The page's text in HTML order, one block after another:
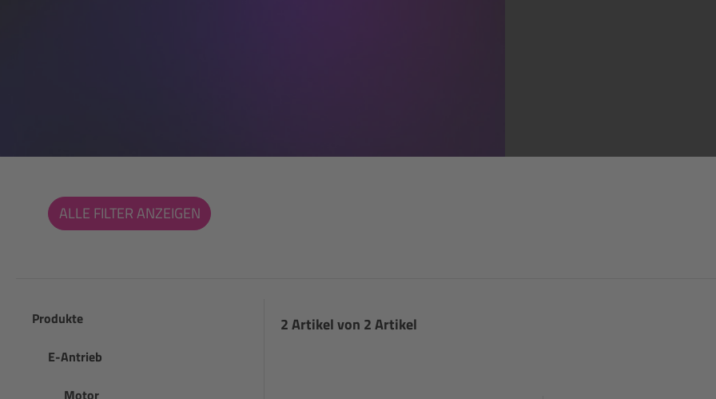
ALLE FILTER ANZEIGEN
Produkte
E-Antrieb
2 Artikel von 2 Artikel